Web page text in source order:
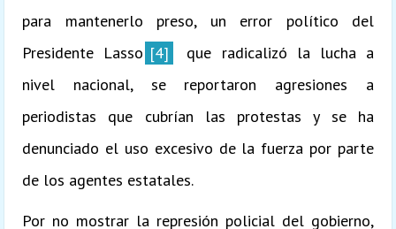
para mantenerlo preso, un error político del
Presidente Lasso [4]
que radicalizó la lucha a
nivel nacional, se reportaron agresiones a
periodistas que cubrían las protestas y se ha
denunciado el uso excesivo de la fuerza por parte
de los agentes estatales.
Por no mostrar la represión policial del gobierno,